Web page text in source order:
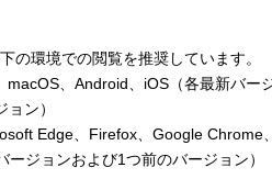
の環境での閲覧を推奨しています。
macOS、Android、iOS（各最新バー
ン）
Edge、Firefox、Google Chrome
ージョンおよび1つ前のバージョン）